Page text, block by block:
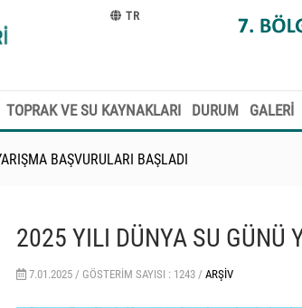
TR
TOPRAK VE SU KAYNAKLARI DURUM GALERİ
BAŞVURULARI BAŞLADI
2025 YILI DÜNYA SU GÜNÜ
7.01.2025 / GÖSTERIM SAYISI : 1243 / ARŞIV